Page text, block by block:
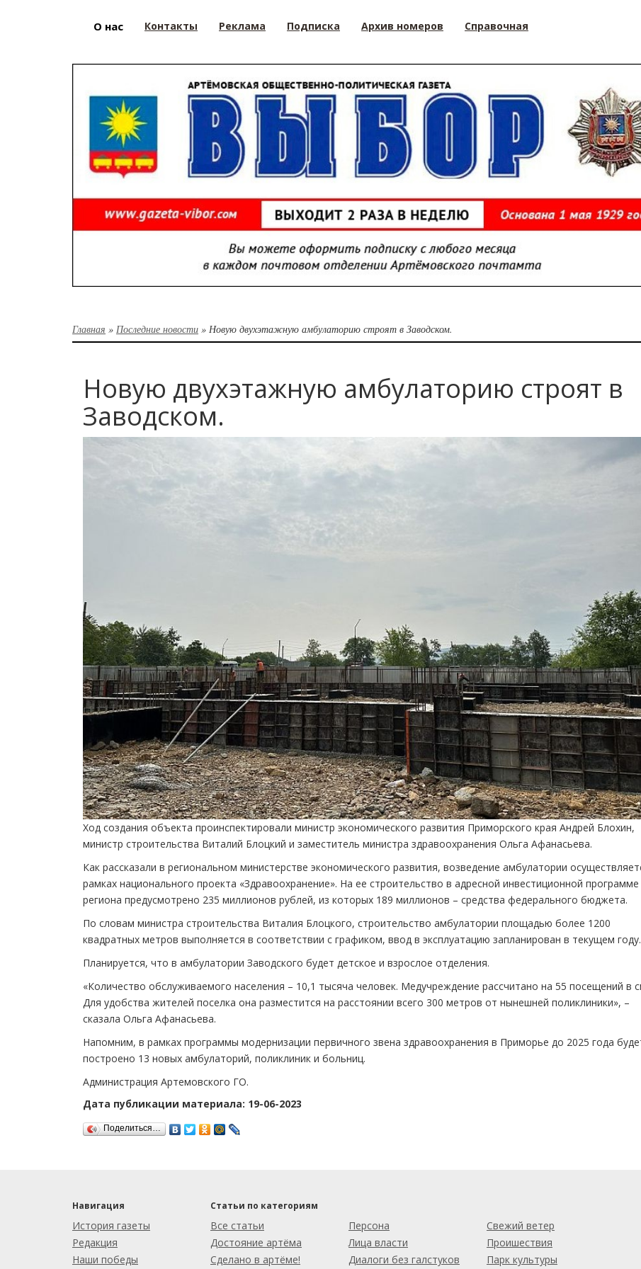
О нас Контакты Реклама Подписка Архив номеров Справочная
Главная » Последние новости » Новую двухэтажную амбулаторию строят в Заводском.
Новую двухэтажную амбулаторию строят в
Заводском.
Ход создания объекта проинспектировали министр экономического развития Приморского края Андрей Блохин,
министр строительства Виталий Блоцкий и заместитель министра здравоохранения Ольга Афанасьева.
Как рассказали в региональном министерстве экономического развития, возведение амбулатории
рамках национального проекта «Здравоохранение». На ее строительство в адресной инвестиционной программе
региона предусмотрено 235 миллионов рублей, из которых 189 миллионов – средства федерального бюджета.
По словам министра строительства Виталия Блоцкого, строительство амбулатории площадью более 1200
квадратных метров выполняется в соответствии с графиком, ввод в эксплуатацию запланирован в текущем году.
Планируется, что в амбулатории Заводского будет детское и взрослое отделения.
«Количество обслуживаемого населения – 10,1 тысяча человек. Медучреждение рассчитано на 55 посещений в
Для удобства жителей поселка она разместится на расстоянии всего 300 метров от нынешней поликлиники», –
сказала Ольга Афанасьева.
Напомним, в рамках программы модернизации первичного звена здравоохранения в Приморье до 2025 года
построено 13 новых амбулаторий, поликлиник и больниц.
Администрация Артемовского ГО.
Дата публикации материала: 19-06-2023
Поделиться…
Навигация
История газеты
Редакция
Наши победы
Статьи по категориям
Все статьи
Достояние артёма
Сделано в артёме!
Персона
Лица власти
Диалоги без галстуков
Свежий ветер
Проишествия
Парк культуры